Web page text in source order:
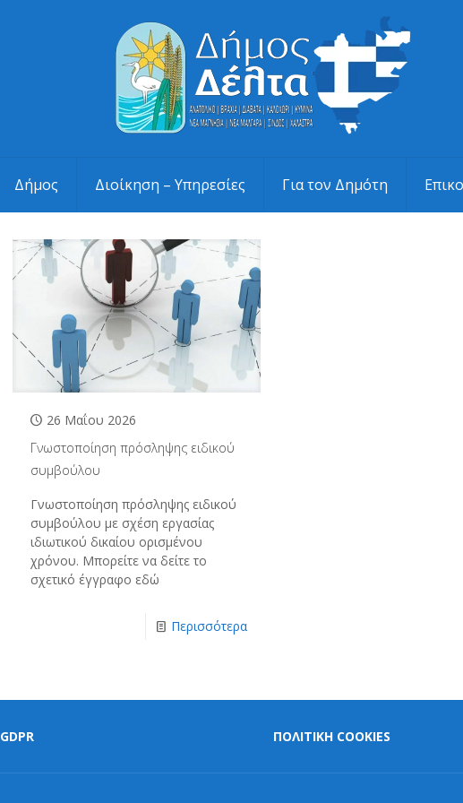
Δήμος Διοίκηση – Υπηρεσίες Για τον Δημότη
26 Μαΐου 2026
Γνωστοποίηση πρόσληψης ειδικού
συμβούλου
Γνωστοποίηση πρόσληψης ειδικού
συμβούλου με σχέση εργασίας
ιδιωτικού δικαίου ορισμένου
χρόνου. Μπορείτε να δείτε το
σχετικό έγγραφο εδώ
Περισσότερα
GDPR ΠΟΛΙΤΙΚΗ COOKIES